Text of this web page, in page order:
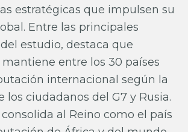
estratégicas que impulsen su
Entre las principales
estudio, destaca que
mantiene entre los 30 países
internacional según la
los ciudadanos del G7 y Rusia.
al Reino como el país